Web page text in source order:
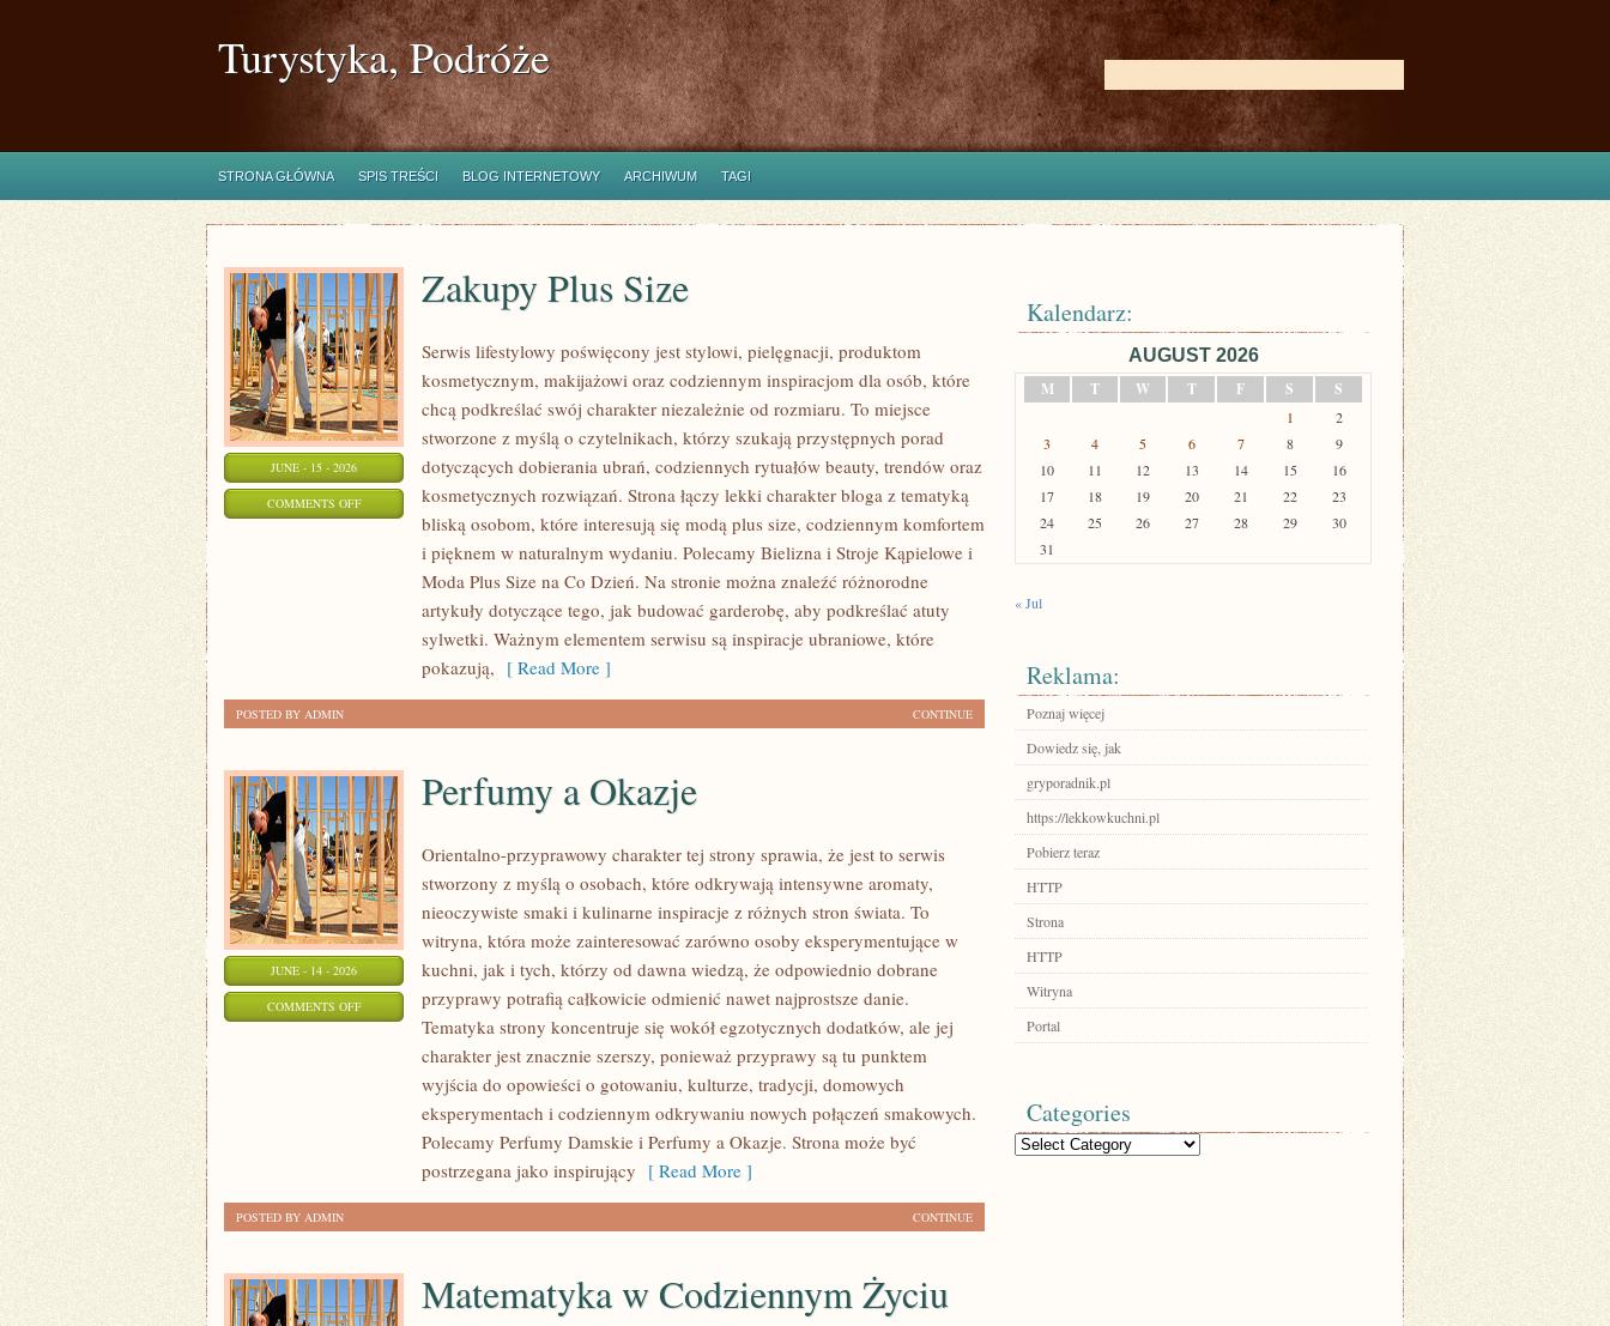
Turystyka, Podróże
STRONA GŁÓWNA SPIS TREŚCI BLOG INTERNETOWY ARCHIWUM TAGI
JUNE - 15 - 2026
COMMENTS OFFON
Zakupy Plus Size
Serwis lifestylowy poświęcony jest stylowi, pielęgnacji, produktom
kosmetycznym, makijażowi oraz codziennym inspiracjom dla osób, które
chcą podkreślać swój charakter niezależnie od rozmiaru. To miejsce
stworzone z myślą o czytelnikach, którzy szukają przystępnych porad
dotyczących dobierania ubrań, codziennych rytuałów beauty, trendów oraz
kosmetycznych rozwiązań. Strona łączy lekki charakter bloga z tematyką
bliską osobom, które interesują się modą plus size, codziennym komfortem
i pięknem w naturalnym wydaniu. Polecamy Bielizna i Stroje Kąpielowe i
Moda Plus Size na Co Dzień. Na stronie można znaleźć różnorodne
artykuły dotyczące tego, jak budować garderobę, aby podkreślać atuty
sylwetki. Ważnym elementem serwisu są inspiracje ubraniowe, które
pokazują, [ Read More ]
CONTINUE
POSTED BY ADMIN
JUNE - 14 - 2026
COMMENTS OFFON
Perfumy a Okazje
Orientalno-przyprawowy charakter tej strony sprawia, że jest to serwis
stworzony z myślą o osobach, które odkrywają intensywne aromaty,
nieoczywiste smaki i kulinarne inspiracje z różnych stron świata. To
witryna, która może zainteresować zarówno osoby eksperymentujące w
kuchni, jak i tych, którzy od dawna wiedzą, że odpowiednio dobrane
przyprawy potrafią całkowicie odmienić nawet najprostsze danie.
Tematyka strony koncentruje się wokół egzotycznych dodatków, ale jej
charakter jest znacznie szerszy, ponieważ przyprawy są tu punktem
wyjścia do opowieści o gotowaniu, kulturze, tradycji, domowych
eksperymentach i codziennym odkrywaniu nowych połączeń smakowych.
Polecamy Perfumy Damskie i Perfumy a Okazje. Strona może być
postrzegana jako inspirujący [ Read More ]
CONTINUE
POSTED BY ADMIN
Matematyka w Codziennym Życiu
Kalendarz:
AUGUST 2026
M
T W T F S S
1
2
3
4 5 6 7 8
9
10
11 12 13 14 15
16
17
18 19 20 21 22
23
24
25 26 27 28 29
30
31
« Jul
Reklama:
Poznaj więcej
Dowiedz się, jak
gryporadnik.pl
https://lekkowkuchni.pl
Pobierz teraz
HTTP
Strona
HTTP
Witryna
Portal
Categories
Categories